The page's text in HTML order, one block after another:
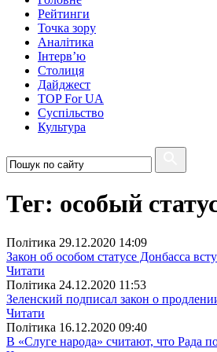
Рейтинги
Точка зору
Аналітика
Інтерв’ю
Столиця
Дайджест
TOP For UA
Суспiльство
Культура
Тег: особый
Полiтика 29.12.2020 14:09
Закон об особом статусе Донбасса
Читати
Полiтика 24.12.2020 11:53
Зеленский подписал закон о
Читати
Полiтика 16.12.2020 09:40
В «Слуге народа» считают, что Рада